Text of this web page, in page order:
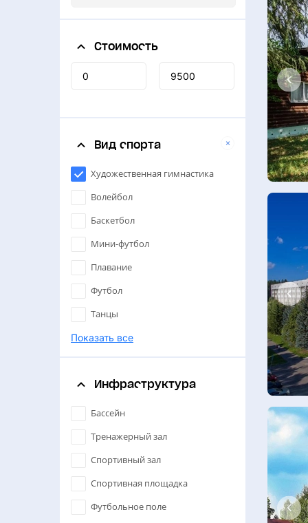
Стоимость
Вид спорта
Художественная гимнастика
Волейбол
Баскетбол
Мини-футбол
Плавание
Футбол
Танцы
Большой теннис
Спортивные танцы
Единоборства
Бадминтон
Дзюдо
Борьба
Йога
Показать все
Инфраструктура
Бассейн
Тренажерный зал
Спортивный зал
Спортивная площадка
Футбольное поле